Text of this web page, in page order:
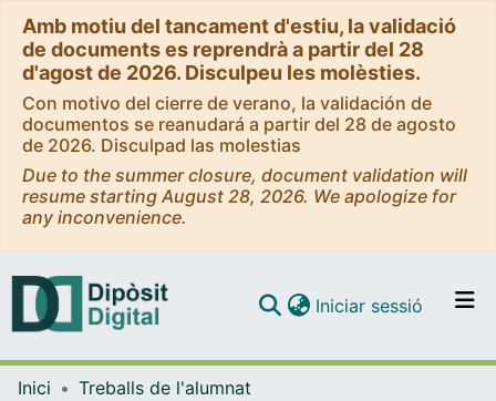
Amb motiu del tancament d'estiu, la validació
de documents es reprendrà a partir del 28
d'agost de 2026. Disculpeu les molèsties.
Con motivo del cierre de verano, la validación de
documentos se reanudará a partir del 28 de agosto
de 2026. Disculpad las molestias
Due to the summer closure, document validation will
resume starting August 28, 2026. We apologize for
any inconvenience.
Navega per tot el DD
Iniciar sessió (current)
Inici
Treballs de l'alumnat